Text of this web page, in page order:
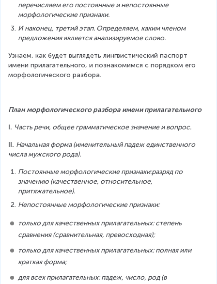
перечисляем его постоянные и непостоянные
морфологические признаки.
И наконец, третий этап. Определяем, каким членом
предложения является анализируемое слово.
Узнаем, как будет выглядеть лингвистический паспорт
имени прилагательного, и познакомимся с порядком его
морфологического разбора.
План морфологического разбора имени прилагательного
I. Часть речи, общее грамматическое значение и вопрос.
II. Начальная форма (именительный падеж единственного
числа мужского рода).
Постоянные морфологические признаки:разряд по
значению (качественное, относительное,
притяжательное).
Непостоянные морфологические признаки:
только для качественных прилагательных: степень
сравнения (сравнительная, превосходная);
только для качественных прилагательных: полная или
краткая форма;
для всех прилагательных: падеж, число, род (в